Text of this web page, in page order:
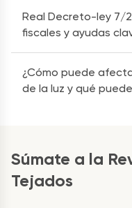
Real Decreto-ley 7/
fiscales y ayudas
¿Cómo puede
de la luz y qué
Súmate a la
Tejados